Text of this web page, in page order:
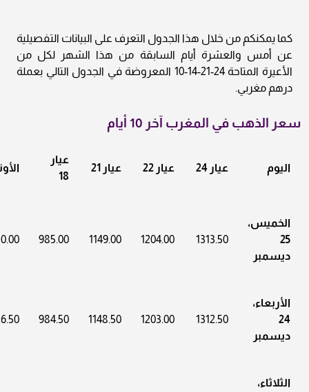
كما يمكنكم من خلال هذا الجدول التعرف على البيانات التفصيلية
عن أمس والعشرة أيام السابقة من هذا الشهر لكل من
الأعيرة المتاحة 24-21-14-10 المعروضة في الجدول التالي بعملة
درهم مغربي.
سعر الذهب في المغرب آخر 10 أيام
اليوم عيار 24 عيار 22 عيار 21
عيار
18
الخميس،
25
ديسمبر
1313.50
1204.00
1149.00
985.00
الأربعاء،
24
ديسمبر
1312.50
1203.00
1148.50
984.50
الثلاثاء،